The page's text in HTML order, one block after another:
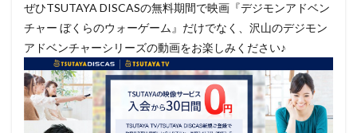
ぜひTSUTAYA DISCASの無料期間で映画『デジモンアドベン
チャー ぼくらのウォーゲーム』だけでなく、沢山のデジモン
アドベンチャーシリーズの動画をお楽しみください♪